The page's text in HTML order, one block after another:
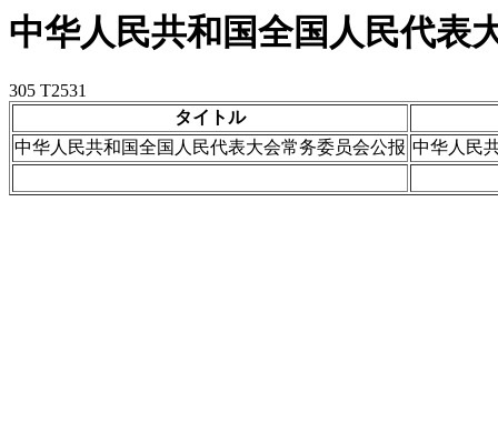
中华人民共和国全国人民代表
305 T2531
タイトル
中华人民共和国全国人民代表大会常务委员会公报 中华人民